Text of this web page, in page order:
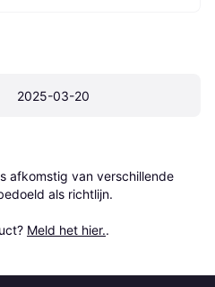
2025-03-20
afkomstig van verschillende
als richtlijn.
Meld het hier..